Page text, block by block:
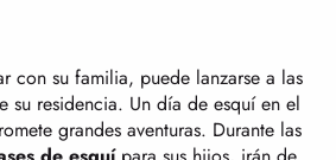
con su familia, puede lanzarse a las
su residencia. Un día de esquí en el
grandes aventuras. Durante las